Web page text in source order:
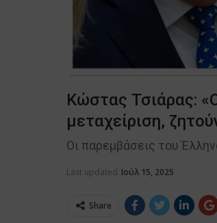
Κώστας Τσιάρας:
μεταχείριση,
Οι παρεμβάσεις του
Last updated Ιούλ 15, 2025
Share